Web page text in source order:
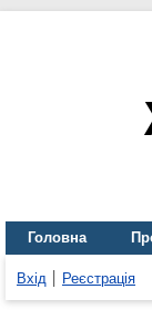
Головна
Вхід Реєстрація